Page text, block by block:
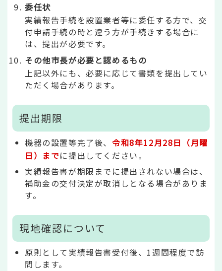
委任状
実績報告手続を設置業者等に委任する方で、交
付申請手続の時と違う方が手続きする場合に
は、提出が必要です。
その他市長が必要と認めるもの
上記以外にも、必要に応じて書類を提出してい
ただく場合があります。
提出期限
機器の設置等完了後、令和8年12月28日（月曜
日）までに提出してください。
実績報告書が期限までに提出されない場合は、
補助金の交付決定が取消しとなる場合がありま
す。
現地確認について
原則として実績報告書受付後、1週間程度で訪
問します。